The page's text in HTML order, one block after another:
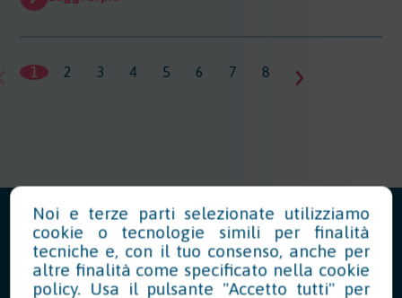
1 2 3 4 5 6 7 8 9
News in Evidenza
Noi e terze parti selezionate utilizziamo
cookie o tecnologie simili per finalità
tecniche e, con il tuo consenso, anche per
altre finalità come specificato nella cookie
policy. Usa il pulsante "Accetto tutti" per